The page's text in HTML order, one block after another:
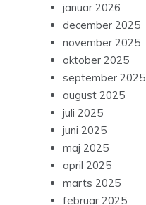
januar 2026
december 2025
november 2025
oktober 2025
september 2025
august 2025
juli 2025
juni 2025
maj 2025
april 2025
marts 2025
februar 2025